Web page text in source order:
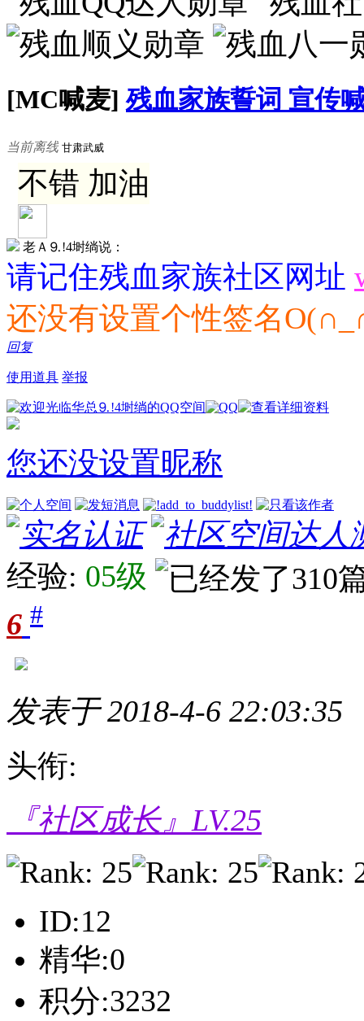
[MC喊麦]残血家族誓词 宣传
当前离线 甘肃武威
不错 加油
老Ａ⒐!4埘绱说：
请记住残血家族社区网址
还没有设置个性签名
回复
使用道具 举报
您还没设置昵称
经验: 05级
6 #
发表于 2018-4-6 22:03:35
头衔:
『社区成长』LV.25
ID:12
精华:0
积分:3232